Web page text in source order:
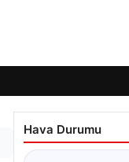
Hava Durumu